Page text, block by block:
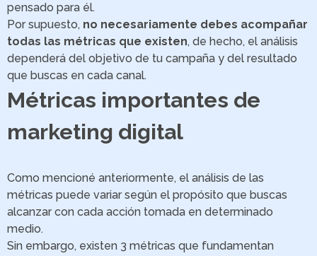
pensado para él.
Por supuesto, no necesariamente debes acompañar
todas las métricas que existen, de hecho, el análisis
dependerá del objetivo de tu campaña y del resultado
que buscas en cada canal.
Métricas importantes de
marketing digital
Como mencioné anteriormente, el análisis de las
métricas puede variar según el propósito que buscas
alcanzar con cada acción tomada en determinado
medio.
Sin embargo, existen 3 métricas que fundamentan